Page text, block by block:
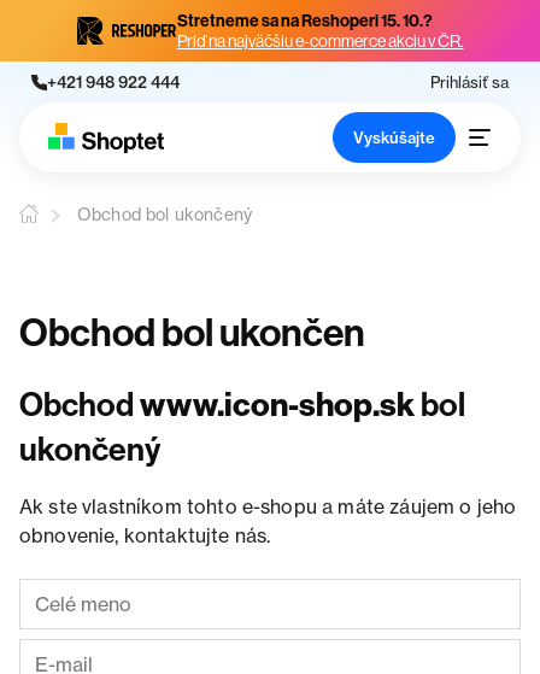
Stretneme sa na Reshoperi 15. 10.?
Príď na najväčšiu e-commerce akciu v ČR.
+421 948 922 444 Prihlásiť sa
Vyskúšajte
Obchod bol ukončený
Obchod bol ukončen
Obchodwww.icon-shop.skbol
ukončený
Ak ste vlastníkom tohto e-shopu a máte záujem o jeho
obnovenie, kontaktujte nás.